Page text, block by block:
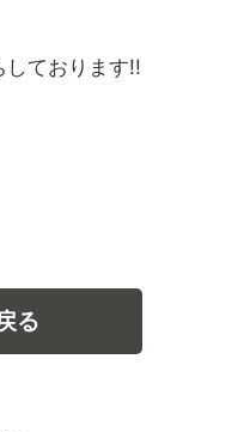
ております!!
る